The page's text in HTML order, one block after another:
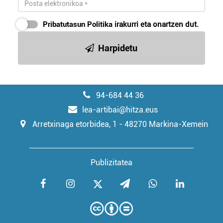
Pribatutasun Politika irakurri eta onartzen dut.
Harpidetu
94-684 44 36
lea-artibai@hitza.eus
Arretxinaga etorbidea, 1 - 48270 Markina-Xemein
Publizitatea